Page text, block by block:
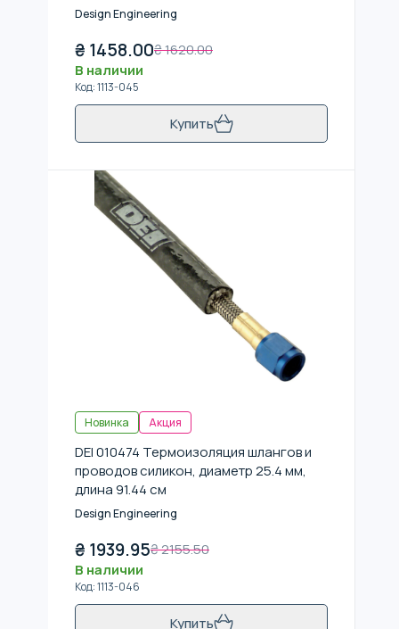
Design Engineering
₴ 1458.00₴1620.00
В наличии
Код:1113-045
Купить
Новинка Акция
DEI 010474 Термоизоляция шлангов и
проводов силикон, диаметр 25.4 мм,
длина 91.44 см
Design Engineering
₴ 1939.95₴2155.50
В наличии
Код:1113-046
Купить